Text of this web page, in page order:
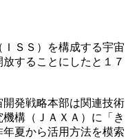
ＳＳ）を構成する宇宙
することにしたと１７
発戦略本部は関連技術
構（ＪＡＸＡ）に「き
夏から活用方法を模索